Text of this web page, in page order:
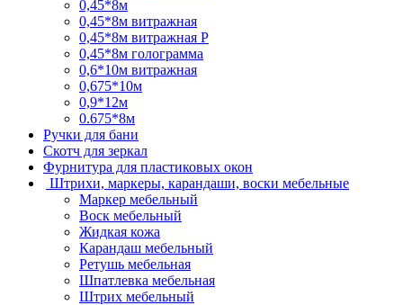
0,45*8м
0,45*8м витражная
0,45*8м витражная Р
0,45*8м голограмма
0,6*10м витражная
0,675*10м
0,9*12м
0.675*8м
Ручки для бани
Скотч для зеркал
Фурнитура для пластиковых окон
Штрихи, маркеры, карандаши, воски мебельные
Маркер мебельный
Воск мебельный
Жидкая кожа
Карандаш мебельный
Ретушь мебельная
Шпатлевка мебельная
Штрих мебельный